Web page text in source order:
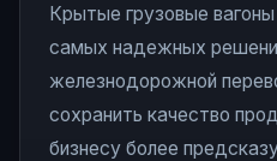
Крытые грузовые
самых надежных
железнодорожной
сохранить качество
бизнесу более